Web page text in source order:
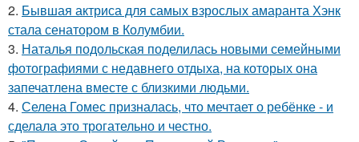
2. Бывшая актриса для самых взрослых амаранта Хэнк
стала сенатором в Колумбии.
3. Наталья подольская поделилась новыми семейными
фотографиями с недавнего отдыха, на которых она
запечатлена вместе с близкими людьми.
4. Селена Гомес призналась, что мечтает о ребёнке - и
сделала это трогательно и честно.